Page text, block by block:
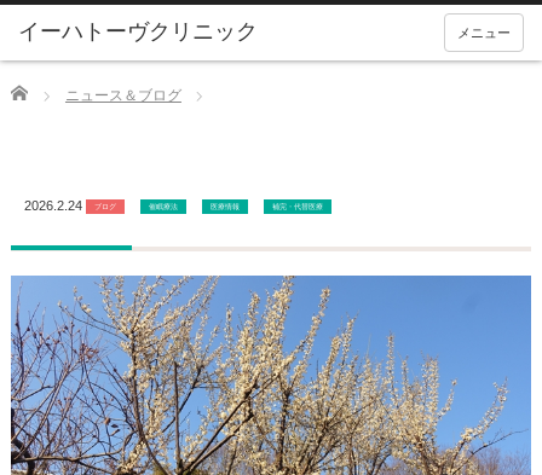
メニュー
Home ニュース＆ブログ
2026.2.24 ブログ 催眠療法 医療情報 補完・代替医療